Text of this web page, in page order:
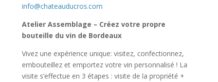
info@chateauducros.com
Atelier Assemblage – Créez votre propre
bouteille du vin de Bordeaux
Vivez une expérience unique: visitez, confectionnez,
embouteillez et emportez votre vin personnalisé ! La
visite s’effectue en 3 étapes : visite de la propriété +